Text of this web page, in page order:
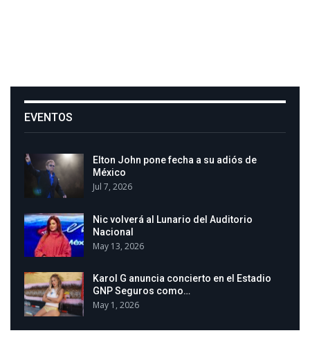
EVENTOS
Elton John pone fecha a su adiós de
México
Jul 7, 2026
Nic volverá al Lunario del Auditorio
Nacional
May 13, 2026
Karol G anuncia concierto en el Estadio
GNP Seguros como…
May 1, 2026